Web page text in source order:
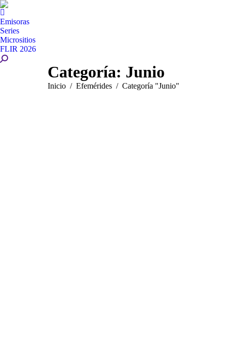
Emisoras
Series
Micrositios
FLIR 2026
Buscar:
Categoría: Junio
Estás aquí:
Inicio Efemérides Categoría "Junio"